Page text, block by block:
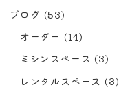
ブログ (53)
オーダー (14)
ミシンスペース (3)
レンタルスペース (3)